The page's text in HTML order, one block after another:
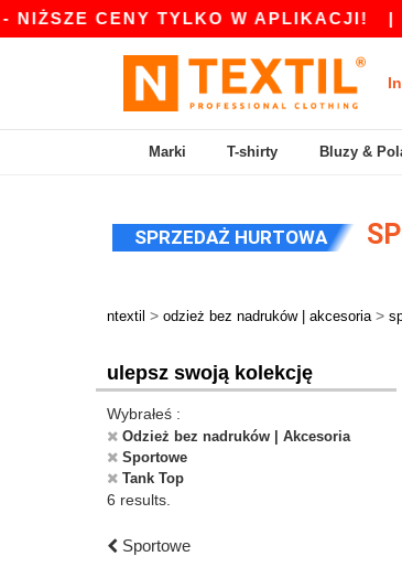
CENY TYLKO W APLIKACJI!|
Marki T-shirty Bluzy &
SPRZEDAŻ HURTOWA
ntextil > odzież bez nadruków | akcesoria >
ulepsz swoją kolekcję
Wybrałeś :
Odzież bez nadruków | Akcesoria
Sportowe
Tank Top
6 results.
Sportowe